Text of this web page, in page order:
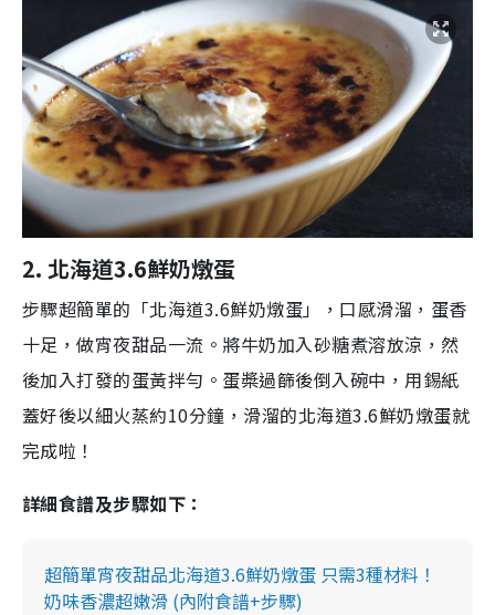
2. 北海道3.6鮮奶燉蛋
步驟超簡單的「北海道3.6鮮奶燉蛋」，口感滑溜，蛋香
十足，做宵夜甜品一流。將牛奶加入砂糖煮溶放涼，然
後加入打發的蛋黃拌勻。蛋槳過篩後倒入碗中，用錫紙
蓋好後以細火蒸約10分鐘，滑溜的北海道3.6鮮奶燉蛋就
完成啦！
詳細食譜及步驟如下：
超簡單宵夜甜品北海道3.6鮮奶燉蛋 只需3種材料！
奶味香濃超嫩滑 (內附食譜+步驟)